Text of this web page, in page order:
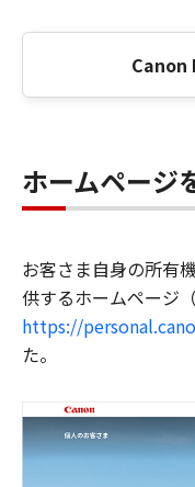
Canon
ホームページ
お客さま自身の所有
供するホームページ
https://
た。